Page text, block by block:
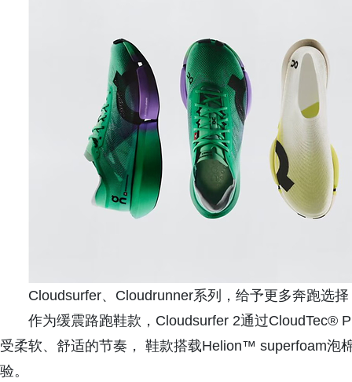
Cloudsurfer、Cloudrunner系列，给予更多奔跑选择
作为缓震路跑鞋款，Cloudsurfer 2通过CloudTec®
受柔软、舒适的节奏， 鞋款搭载Helion™ superfoam泡
验。